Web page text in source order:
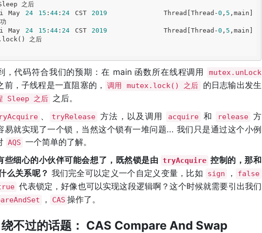
之后
May 24 15 : 44: 24 CST 2019
		Thread[Thread-
0 , 5 ,main]
May 24 15 : 44: 24 CST 2019
		Thread[Thread-
0 , 5 ,main]
之后
，代码符合我们的预期：在 main 函数所在线程调用
mutex.unLock
前，子线程是一直阻塞的， 调用 mutex.lock() 之后
的日志输出发生
Sleep 之后 之后。
、 tryRelease 方法，以及调用 acquire 和 release 方
易就实现了一个锁，当然这个锁有一堆问题... 我们只是通过这个小例
AQS 一个简单的了解。
些细心的小伙伴可能会想了，既然锁是由 tryAcquire 控制的，那和
么关系呢？ 我们完全可以定义一个自定义变量，比如 sign ， false
代表锁定，好像也可以实现这段逻辑啊？这个时候就需要引出我们
， CAS 操作了。
不过的话题： CAS Compare And Swap